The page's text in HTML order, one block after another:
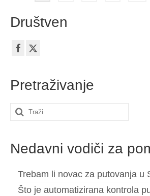
stranica
objava
Društven
Pretraživanje
Search
Nedavni vodiči za
Trebam li novac za putovanja u
Što je automatizirana kontrola